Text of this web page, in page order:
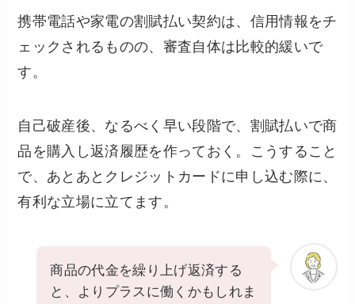
携帯電話や家電の割賦払い契約は、信用情報をチ
ェックされるものの、審査自体は比較的緩いで
す。
自己破産後、なるべく早い段階で、割賦払いで商
品を購入し返済履歴を作っておく。こうすること
で、あとあとクレジットカードに申し込む際に、
有利な立場に立てます。
商品の代金を繰り上げ返済する
と、よりプラスに働くかもしれま